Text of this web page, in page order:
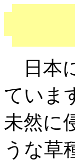
日本
ていま
未然に
うな草